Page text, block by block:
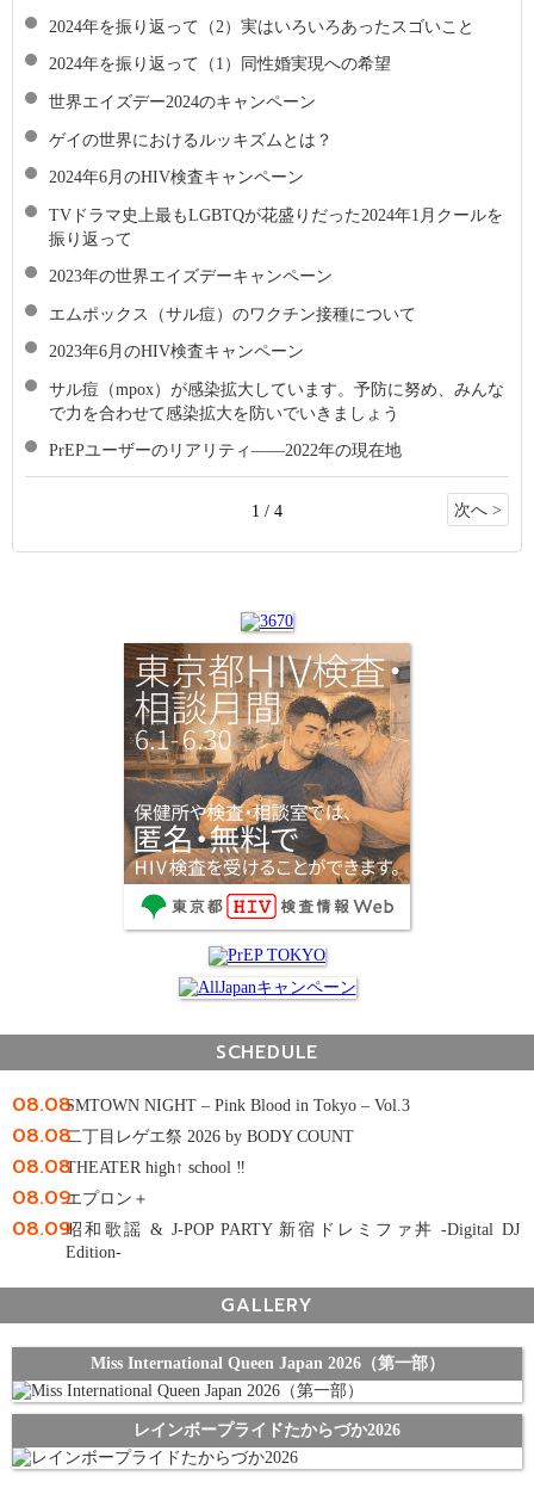
2024年を振り返って（2）実はいろいろあったスゴいこと
2024年を振り返って（1）同性婚実現への希望
世界エイズデー2024のキャンペーン
ゲイの世界におけるルッキズムとは？
2024年6月のHIV検査キャンペーン
TVドラマ史上最もLGBTQが花盛りだった2024年1月クールを
振り返って
2023年の世界エイズデーキャンペーン
エムポックス（サル痘）のワクチン接種について
2023年6月のHIV検査キャンペーン
サル痘（mpox）が感染拡大しています。予防に努め、みんな
で力を合わせて感染拡大を防いでいきましょう
PrEPユーザーのリアリティ――2022年の現在地
1 / 4 次へ >
SCHEDULE
08.08SMTOWN NIGHT – Pink Blood in Tokyo – Vol.3
08.08二丁目レゲエ祭 2026 by BODY COUNT
08.08THEATER high↑ school ‼
08.09エプロン＋
08.09昭和歌謡 & J-POP PARTY 新宿ドレミファ丼 -Digital DJ
Edition-
GALLERY
Miss International Queen Japan 2026（第一部）
レインボープライドたからづか2026